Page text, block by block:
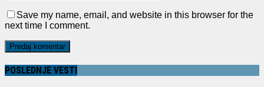
Save my name, email, and website in this browser for the
next time I comment.
POSLEDNJE VESTI